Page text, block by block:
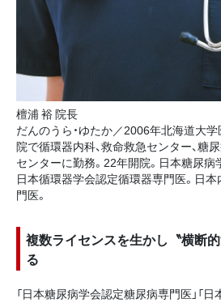
檀浦 裕 院長
だんのうら・ゆたか／2006年北海道大
院で循環器内科、救命救急センター、糖
センターに勤務。22年開院。日本糖尿病
日本循環器学会認定循環器専門医。日
門医。
複数ライセンスを生かし〝横断
る
「日本糖尿病学会認定糖尿病専門医」「